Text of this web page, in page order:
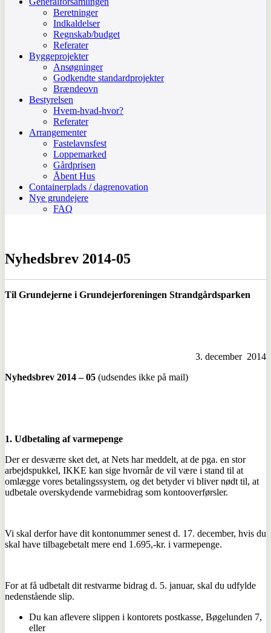
Beretninger
Indkaldelser
Regnskab/budget
Referater
Byggeprojekter
Ansøgninger
Godkendte standardprojekter
Brændeovn
Bestyrelsen
Hvem-hvad-hvor?
Referater
Arrangementer
Fastelavnsfest
Loppemarked
Gårdprisen
Åbent Hus
Containerplads / dagrenovation
Nye grundejere
FAQ
Nyhedsbrev 2014-05
Til Grundejerne i Grundejerforeningen Strandgårdsparken
3. december 2014
Nyhedsbrev 2014 – 05 (udsendes ikke på mail)
1. Udbetaling af varmepenge
Der er desværre sket det, at Nets har meddelt, at de pga. en stor
arbejdspukkel, IKKE kan sige hvornår de vil være i stand til at
omlægge vores betalingssystem, og det betyder vi bliver nødt til, at
udbetale overskydende varmebidrag som kontooverførsler.
Vi skal derfor have dit kontonummer senest d. 17. december, hvis du
skal have tilbagebetalt mere end 1.695,-kr. i varmepenge.
For at få udbetalt dit restvarme bidrag d. 5. januar, skal du udfylde
nedenstående slip.
Du kan aflevere slippen i kontorets postkasse, Bøgelunden 7,
eller